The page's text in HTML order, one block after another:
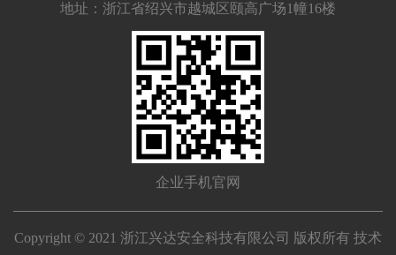
地址：浙江省绍兴市越城区颐高广场1幢16楼
企业手机官网
Copyright © 2021 浙江兴达安全科技有限公司 版权所有 技术